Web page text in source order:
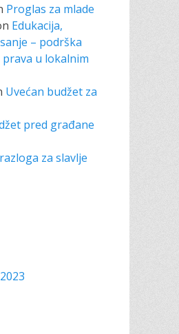
Proglas za mlade
Edukacija,
– podrška
u lokalnim
Uvećan budžet za
pred građane
za slavlje